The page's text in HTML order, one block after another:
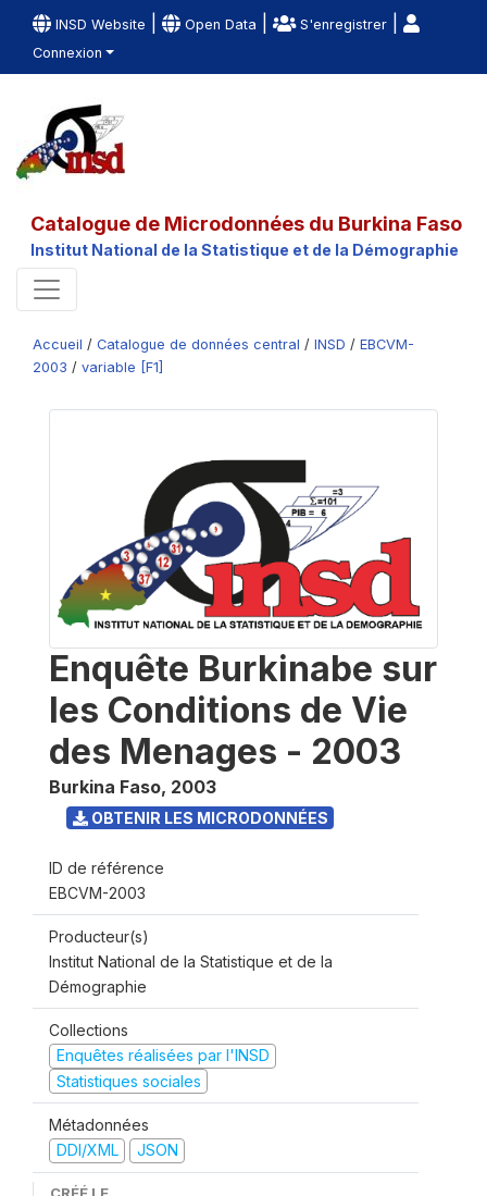
INSD Website Open Data S'enregistrer
Connexion
Catalogue de Microdonnées du Burkina Faso
Institut National de la Statistique et de la Démographie
Accueil / Catalogue de données central / INSD / EBCVM-
2003 / variable [F1]
Enquête Burkinabe sur
les Conditions de Vie
des Menages - 2003
Burkina Faso, 2003
OBTENIR LES MICRODONNÉES
ID de référence
EBCVM-2003
Producteur(s)
Institut National de la Statistique et de la
Démographie
Collections
Enquêtes réalisées par l'INSD
Statistiques sociales
Métadonnées
DDI/XML
JSON